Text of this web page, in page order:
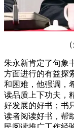
朱永新肯定了句象
方面进行的有益探
和困难，他强调，
读品质上下功夫，
好发展的好书；书
读者阅读好书，帮